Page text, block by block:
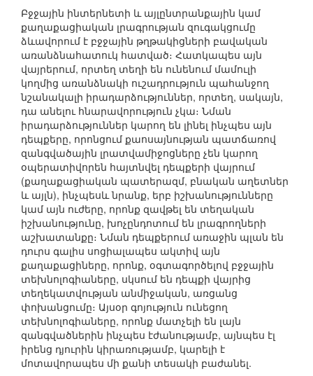
Բջջային ինտերնետի և այլընտրանքային կամ
քաղաքացիական լրագրության զուգակցումը
ձևավորում է բջջային թղթակիցների բավական
առանձնահատուկ հատված։ Հատկապես այն
վայրերում, որտեղ տեղի են ունենում մամուլի
կողմից առանձնակի ուշադրություն պահանջող
նշանակալի իրադարձություններ, որտեղ, սակայն,
դա անելու հնարավորություն չկա։ Նման
իրադարձություններ կարող են լինել ինչպես այն
դեպքերը, որոնցում քաոսայնության պատճառով
զանգվածային լրատվամիջոցները չեն կարող
օպերատիվորեն հայտնվել դեպքերի վայրում
(քաղաքացիական պատերազմ, բնական աղետներ
և այլն), ինչպեսև նրանք, երբ իշխանությունները
կամ այն ուժերը, որոնք զավթել են տեղական
իշխանությունը, խոչընդոտում են լրագրողների
աշխատանքը։ Նման դեպքերում առաջին պլան են
դուրս գալիս սոցիալապես ակտիվ այն
քաղաքացիները, որոնք, օգտագործելով բջջային
տեխնոլոգիաները, սկսում են դեպքի վայրից
տեղեկատվության անմիջական, առցանց
փոխանցումը։ Այսօր գոյություն ունեցող
տեխնոլոգիաները, որոնք մատչելի են լայն
զանգվածներին ինչպես էժանությամբ, այնպես էլ
իրենց դյուրին կիրառությամբ, կարելի է
մոտավորապես մի քանի տեսակի բաժանել.